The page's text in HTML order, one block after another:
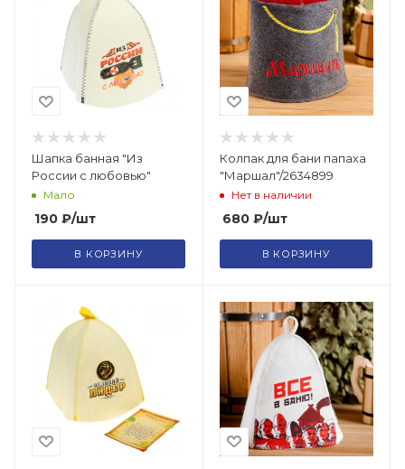
Шапка банная "Из
России с любовью"
Мало
190 ₽/шт
В КОРЗИНУ
Колпак для бани папаха
"Маршал"/2634899
Нет в наличии
680₽/шт
В КОРЗИНУ